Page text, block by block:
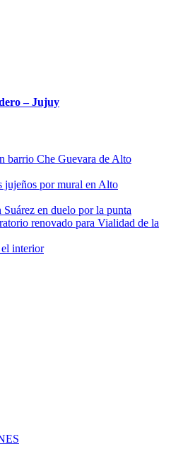
barrio Che Guevara de Alto
jujeños por mural en Alto
en duelo por la punta
renovado para Vialidad de la
interior